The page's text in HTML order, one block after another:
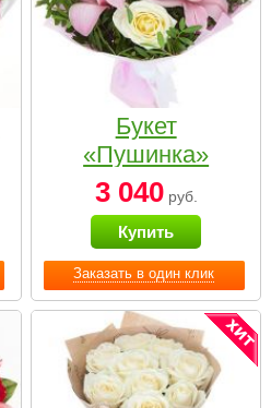
Заказать в один клик
Букет
«Пушинка»
3 040руб.
Купить